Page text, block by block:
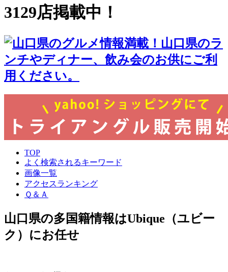
3129店掲載中！
TOP
よく検索されるキーワード
画像一覧
アクセスランキング
Ｑ＆Ａ
山口県の多国籍情報はUbique（ユビー
ク）にお任せ